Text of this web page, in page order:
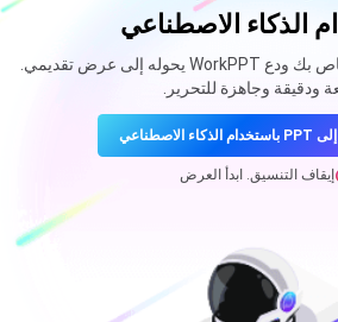
الذكاء الاصطناعي
قم بتحميل ملف Word الخاص بك ودع WorkPPT يحوله إلى عرض تقديمي.
ودقيقة وجاهزة للتحرير.
إيقاف التنسيق. ابدأ العرض